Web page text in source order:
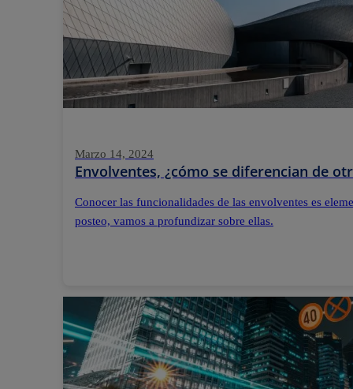
Marzo 14, 2024
Envolventes, ¿cómo se diferencian de
Conocer las funcionalidades de las envolventes es
posteo, vamos a profundizar sobre ellas.